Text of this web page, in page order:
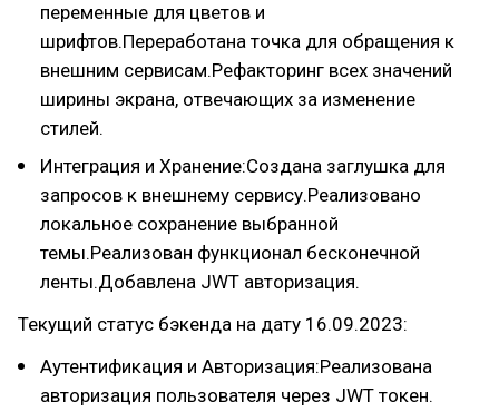
переменные для цветов и
шрифтов.Переработана точка для обращения к
внешним сервисам.Рефакторинг всех значений
ширины экрана, отвечающих за изменение
стилей.
Интеграция и Хранение:Создана заглушка для
запросов к внешнему сервису.Реализовано
локальное сохранение выбранной
темы.Реализован функционал бесконечной
ленты.Добавлена JWT авторизация.
Текущий статус бэкенда на дату 16.09.2023:
Аутентификация и Авторизация:Реализована
авторизация пользователя через JWT токен.